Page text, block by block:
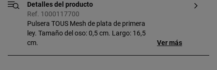
Detalles del producto
Ref. 1000117700
Pulsera TOUS Mesh de plata de primera
ley. Tamaño del oso: 0,5 cm. Largo: 16,5
cm.
Ver más